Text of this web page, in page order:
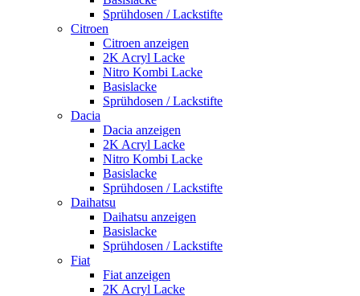
Sprühdosen / Lackstifte
Citroen
Citroen anzeigen
2K Acryl Lacke
Nitro Kombi Lacke
Basislacke
Sprühdosen / Lackstifte
Dacia
Dacia anzeigen
2K Acryl Lacke
Nitro Kombi Lacke
Basislacke
Sprühdosen / Lackstifte
Daihatsu
Daihatsu anzeigen
Basislacke
Sprühdosen / Lackstifte
Fiat
Fiat anzeigen
2K Acryl Lacke